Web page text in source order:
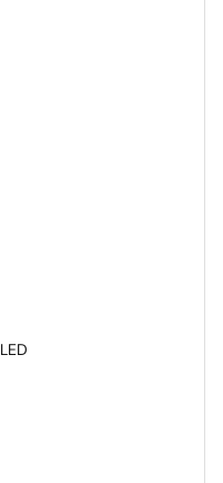
de signalisation